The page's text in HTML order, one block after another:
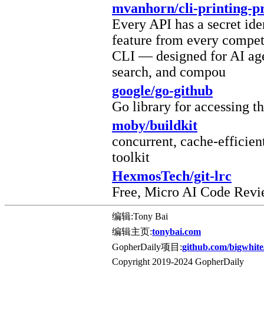
mvanhorn/cli-printing-
Every API has a secret
feature from every
CLI — designed for AI
search, and compou
google/go-github
Go library for accessing
moby/buildkit
concurrent, cache-
toolkit
HexmosTech/git-lrc
Free, Micro AI Code
编辑:Tony Bai
编辑主页:tonybai.com
GopherDaily项目:github.com/
Copyright 2019-2024 GopherDaily